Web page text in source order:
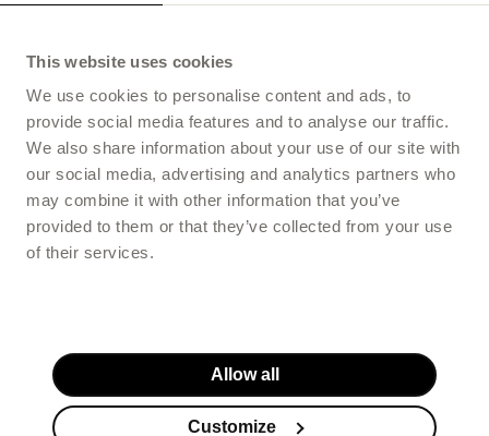
This website uses cookies
We use cookies to personalise content and ads, to
provide social media features and to analyse our traffic.
We also share information about your use of our site with
our social media, advertising and analytics partners who
may combine it with other information that you’ve
provided to them or that they’ve collected from your use
of their services.
Allow all
Customize